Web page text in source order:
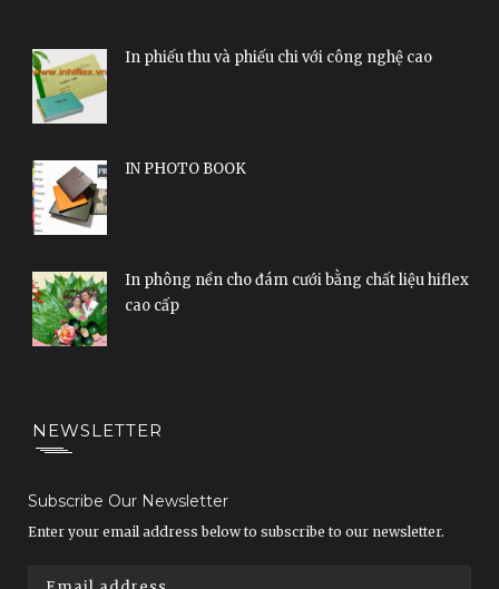
In phiếu thu và phiếu chi với công nghệ cao
IN PHOTO BOOK
In phông nền cho đám cưới bằng chất liệu hiflex
cao cấp
NEWSLETTER
Subscribe Our Newsletter
Enter your email address below to subscribe to our newsletter.